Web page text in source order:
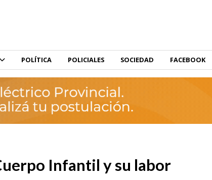
POLÍTICA POLICIALES SOCIEDAD FACEBOOK
Infantil y su labor